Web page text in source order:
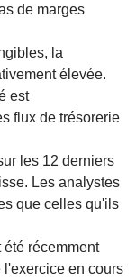
de marges
la
élevée.
est
flux de trésorerie
les 12 derniers
Les analystes
que celles qu'ils
récemment
en cours